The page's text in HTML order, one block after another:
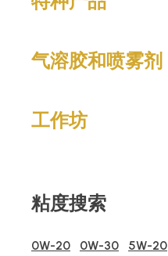
气溶胶和喷雾剂
工作坊
粘度搜索
0W-20 0W-30 5W-20